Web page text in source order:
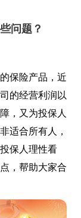
问题？
保险产品，近
的经营利润以
，又为投保人
适合所有人，
保人理性看
，帮助大家合